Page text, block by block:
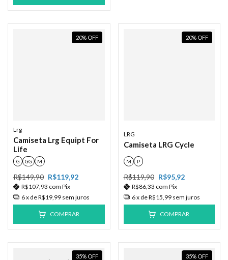
20% OFF
Lrg
Camiseta Lrg Equipt For
Life
G GG M
R$149,90 R$119,92
R$107,93 com Pix
6x deR$19,99 sem juros
COMPRAR
20% OFF
LRG
Camiseta LRG Cycle
M P
R$119,90 R$95,92
R$86,33 com Pix
6x deR$15,99 sem juros
COMPRAR
35% OFF 35% OFF